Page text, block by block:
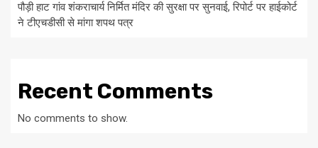
पौड़ी हाट गांव शंकराचार्य निर्मित मंदिर की सुरक्षा पर सुनवाई, रिपोर्ट पर हाईकोर्ट
ने टीएचडीसी से मांगा शपथ पत्र
Recent Comments
No comments to show.